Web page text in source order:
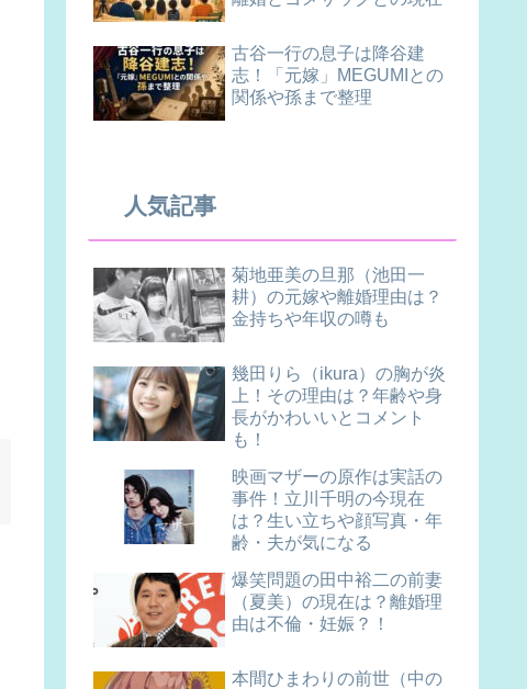
古谷一行の息子は降谷建
志！「元嫁」MEGUMIとの
関係や孫まで整理
人気記事
菊地亜美の旦那（池田一
耕）の元嫁や離婚理由は？
金持ちや年収の噂も
幾田りら（ikura）の胸が炎
上！その理由は？年齢や身
長がかわいいとコメント
も！
映画マザーの原作は実話の
事件！立川千明の今現在
は？生い立ちや顔写真・年
齢・夫が気になる
爆笑問題の田中裕二の前妻
（夏美）の現在は？離婚理
由は不倫・妊娠？！
本間ひまわりの前世（中の